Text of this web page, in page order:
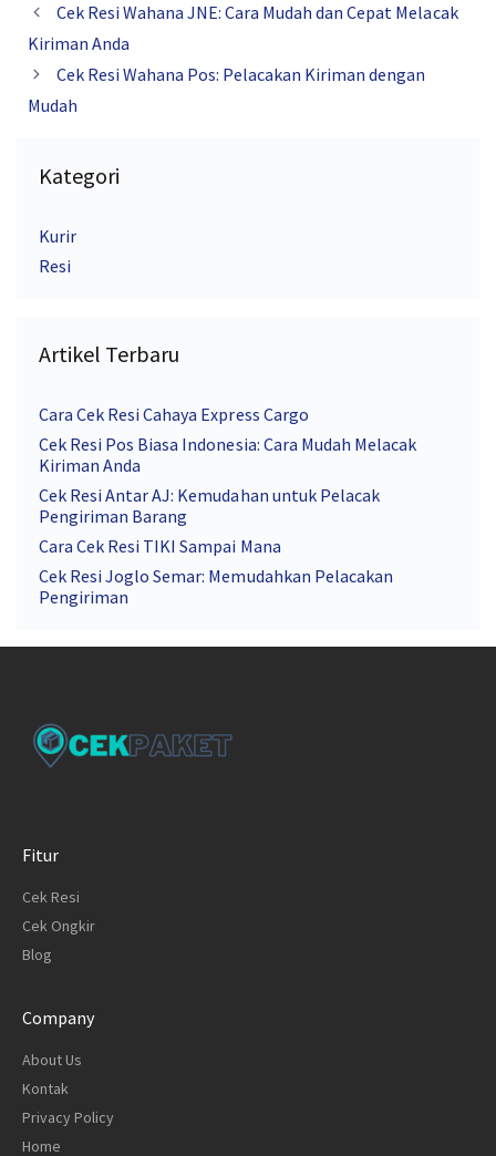
Cek Resi Wahana JNE: Cara Mudah dan Cepat Melacak
Kiriman Anda
Cek Resi Wahana Pos: Pelacakan Kiriman dengan
Mudah
Kategori
Kurir
Resi
Artikel Terbaru
Cara Cek Resi Cahaya Express Cargo
Cek Resi Pos Biasa Indonesia: Cara Mudah Melacak
Kiriman Anda
Cek Resi Antar AJ: Kemudahan untuk Pelacak
Pengiriman Barang
Cara Cek Resi TIKI Sampai Mana
Cek Resi Joglo Semar: Memudahkan Pelacakan
Pengiriman
Fitur
Cek Resi
Cek Ongkir
Blog
Company
About Us
Kontak
Privacy Policy
Home